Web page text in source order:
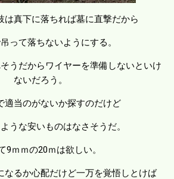
は真下に落ちれば墓に直撃だから
って落ちないようにする。
うだからワイヤーを準備しないといけ
ないだろう。
適当のがないか探すのだけど
うな安いものはなさそうだ。
9ｍｍの20ｍは欲しい。
なるか心配だけど一万を覚悟しとけば